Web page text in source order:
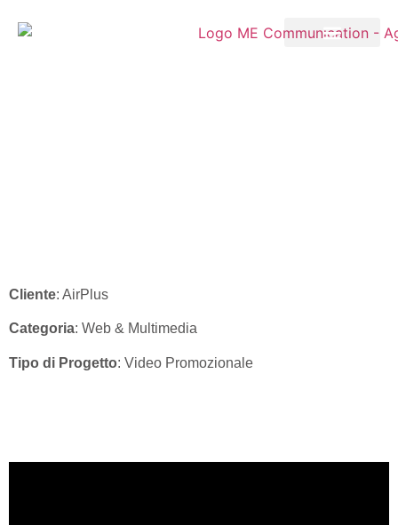
Cliente: AirPlus
Categoria: Web & Multimedia
Tipo di Progetto: Video Promozionale